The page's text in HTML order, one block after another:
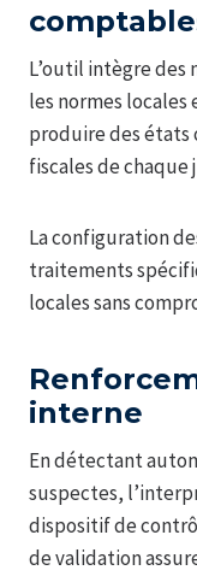
L’outil intègre des
les normes locales
produire des états
fiscales de
La configuration
traitements
locales sans
interne
En détectant
suspectes,
dispositif de
de validation